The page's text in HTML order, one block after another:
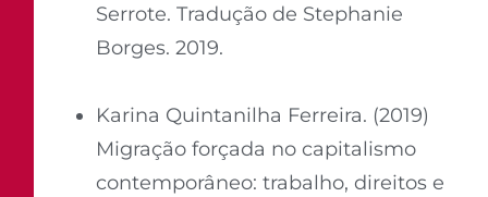
Serrote. Tradução de Stephanie
Borges. 2019.
Karina Quintanilha Ferreira. (2019)
Migração forçada no capitalismo
contemporâneo: trabalho, direitos e